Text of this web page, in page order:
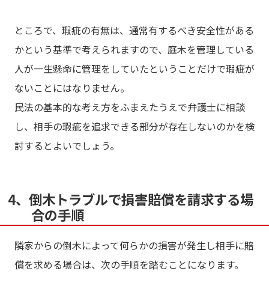
ところで、瑕疵の有無は、通常有するべき安全性がある
かという基準で考えられますので、庭木を管理している
人が一生懸命に管理をしていたということだけで瑕疵が
ないことにはなりません。
民法の基本的な考え方をふまえたうえで弁護士に相談
し、相手の瑕疵を追求できる部分が存在しないのかを検
討するとよいでしょう。
4、倒木トラブルで損害賠償を請求する場
合の手順
隣家からの倒木によって何らかの損害が発生し相手に賠
償を求める場合は、次の手順を踏むことになります。